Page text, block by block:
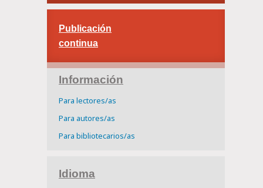
Publicación
continua
Información
Para lectores/as
Para autores/as
Para bibliotecarios/as
Idioma